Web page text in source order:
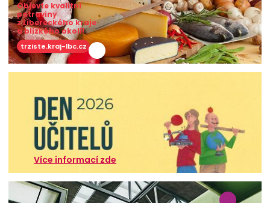
Objevte kvalitní
potraviny
z Libereckého kraje
a blízkého okolí!
trziste.kraj-lbc.cz
Více informací zde